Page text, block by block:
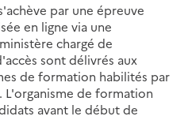
par une épreuve
en ligne via une
chargé de
sont délivrés aux
de formation habilités par
de formation
avant le début de